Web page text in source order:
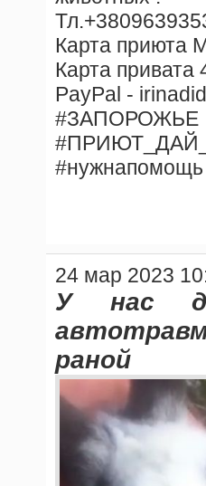
Карта приюта
Карта
PayPal -
#ЗАПОРОЖЬЕ
#нужнапомощь
24 мар 2023
У нас
раной